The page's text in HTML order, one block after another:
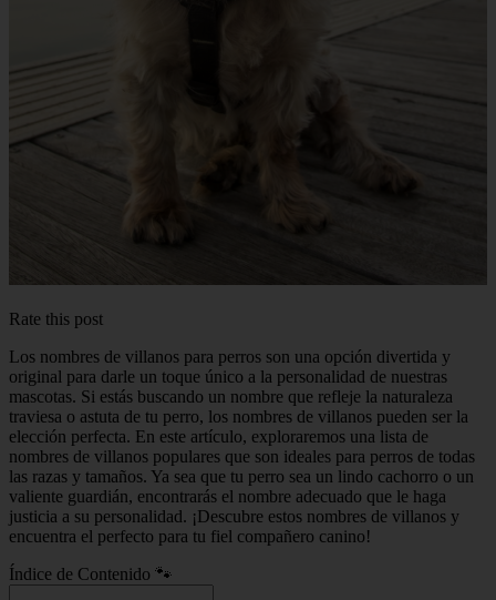
Rate this post
Los nombres de villanos para perros son una opción divertida y
original para darle un toque único a la personalidad de nuestras
mascotas. Si estás buscando un nombre que refleje la naturaleza
traviesa o astuta de tu perro, los nombres de villanos pueden ser la
elección perfecta. En este artículo, exploraremos una lista de
nombres de villanos populares que son ideales para perros de todas
las razas y tamaños. Ya sea que tu perro sea un lindo cachorro o un
valiente guardián, encontrarás el nombre adecuado que le haga
justicia a su personalidad. ¡Descubre estos nombres de villanos y
encuentra el perfecto para tu fiel compañero canino!
Índice de Contenido 🐾